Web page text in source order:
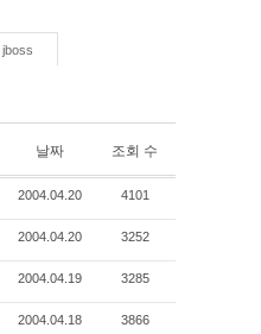
jboss
날짜 조회 수
2004.04.20 4101
2004.04.20 3252
2004.04.19 3285
2004.04.18 3866